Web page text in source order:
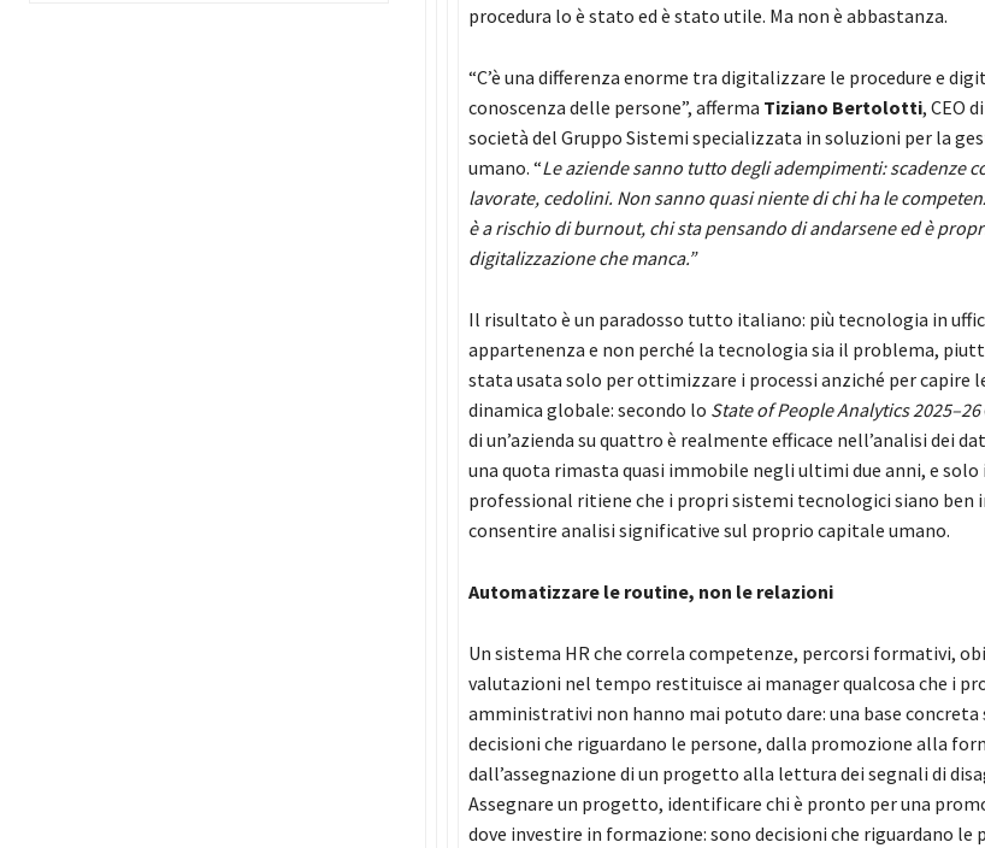
procedura lo è stato ed è stato utile. Ma non è abbastanza.
“C’è una differenza enorme tra digitalizzare le procedure e
conoscenza delle persone”, afferma Tiziano Bertolotti, CEO
società del Gruppo Sistemi specializzata in soluzioni per la
umano. “Le aziende sanno tutto degli adempimenti: scadenze
lavorate, cedolini. Non sanno quasi niente di chi ha le
è a rischio di burnout, chi sta pensando di andarsene ed è
digitalizzazione che manca.”
Il risultato è un paradosso tutto italiano: più tecnologia in
appartenenza e non perché la tecnologia sia il problema,
stata usata solo per ottimizzare i processi anziché per capire
dinamica globale: secondo lo State of People Analytics 2025–26
di un’azienda su quattro è realmente efficace nell’analisi dei
una quota rimasta quasi immobile negli ultimi due anni, e solo
professional ritiene che i propri sistemi tecnologici siano ben
consentire analisi significative sul proprio capitale umano.
Automatizzare le routine, non le relazioni
Un sistema HR che correla competenze, percorsi formativi,
valutazioni nel tempo restituisce ai manager qualcosa che i
amministrativi non hanno mai potuto dare: una base concreta
decisioni che riguardano le persone, dalla promozione alla
dall’assegnazione di un progetto alla lettura dei segnali di
Assegnare un progetto, identificare chi è pronto per una
dove investire in formazione: sono decisioni che riguardano le